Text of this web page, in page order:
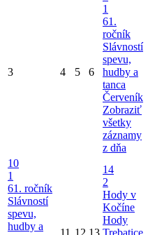
3 4 5 6
1
61.
ročník
Slávností
spevu,
hudby a
tanca
Červeník
Zobraziť
všetky
záznamy
z dňa
10
1
61. ročník
Slávností
spevu,
hudby a
14
2
Hody v
Kočíne
Hody